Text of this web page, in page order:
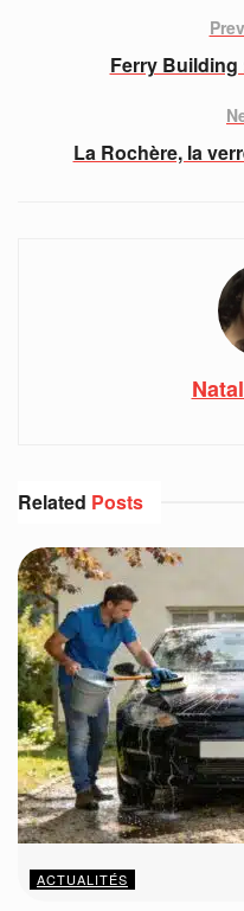
Ferry Building
La Rochère, la
Related Posts
ACTUALITÉS